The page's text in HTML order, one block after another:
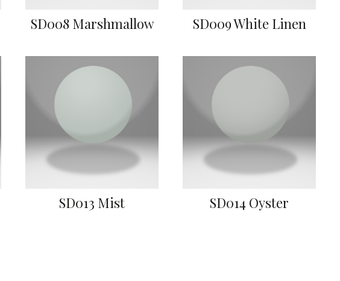
SD008 Marshmallow SD009 White Linen
SD013 Mist SD014 Oyster